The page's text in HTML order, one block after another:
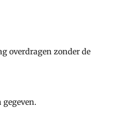
overdragen zonder de